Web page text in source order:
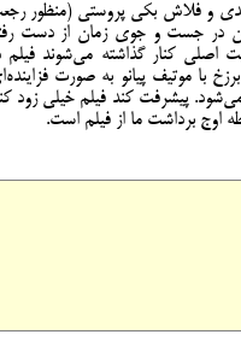
و فلاش بکی پروستی (منظور
در جست و جوی زمان از دست
اصلی کنار گذاشته می‌شوند فیلم
با موتیف پیانو به صورت
پیشرفت کند فیلم خیلی زود
اوج برداشت ما از فیلم است.